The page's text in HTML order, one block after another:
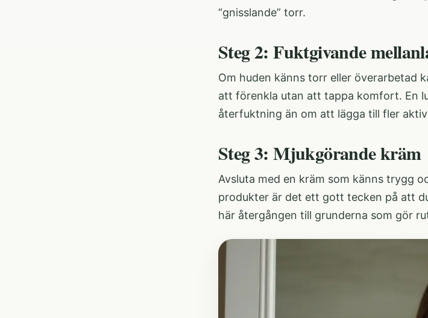
“gnisslande” torr.
Steg 2: Fuktgivande
Om huden känns torr eller överarbetad
att förenkla utan att tappa komfort. En
återfuktning än om att lägga till fler
Steg 3: Mjukgörande kräm
Avsluta med en kräm som känns trygg
produkter är det ett gott tecken på att
här återgången till grunderna som gör